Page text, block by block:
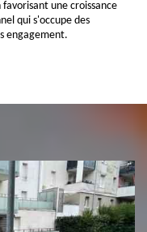
une croissance
qui s'occupe des
engagement.